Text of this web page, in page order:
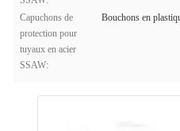
Capuchons de
protection pour
tuyaux en acier
SSAW:
Bouchons en